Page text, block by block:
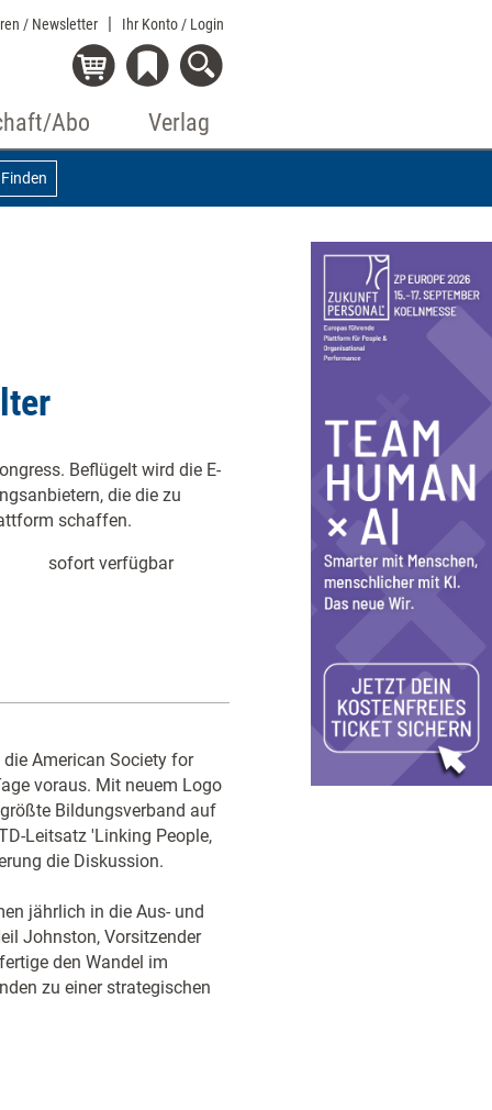
/ Newsletter Ihr Konto / Login
Abo Verlag
Finden
Beflügelt wird die E-
die die zu
schaffen.
sofort verfügbar
American Society for
voraus. Mit neuem Logo
Bildungsverband auf
Leitsatz 'Linking People,
die Diskussion.
jährlich in die Aus- und
Johnston, Vorsitzender
den Wandel im
zu einer strategischen